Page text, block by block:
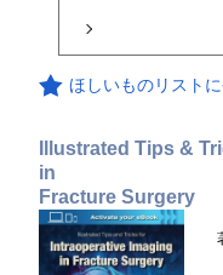
ほしいものリスト
Illustrated Tips &
in
Fracture Surgery